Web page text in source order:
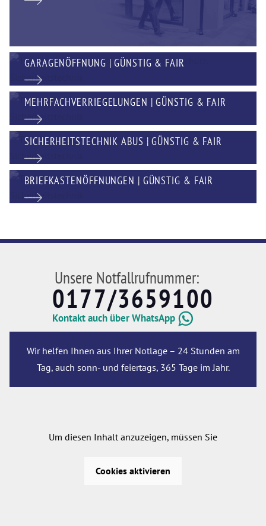
GARAGENÖFFNUNG | GÜNSTIG & FAIR
MEHRFACHVERRIEGELUNGEN | GÜNSTIG & FAIR
SICHERHEITSTECHNIK ABUS | GÜNSTIG & FAIR
BRIEFKASTENÖFFNUNGEN | GÜNSTIG & FAIR
Unsere Notfallrufnummer:
0177/3659100
Kontakt auch über WhatsApp
Wir helfen Ihnen aus Ihrer Notlage – 24 Stunden am
Tag, auch sonn- und feiertags, 365 Tage im Jahr.
Um diesen Inhalt anzuzeigen, müssen Sie
Cookies aktivieren